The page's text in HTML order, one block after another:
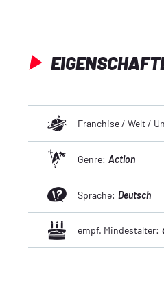
Franchise / Welt /
Genre: Action
Sprache: Deutsch
empf. Mindestalter: